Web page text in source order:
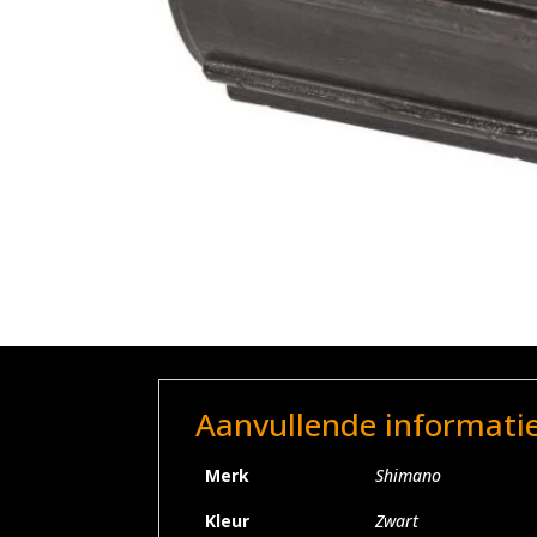
Aanvullende
Merk
Shimano
Kleur
Zwart